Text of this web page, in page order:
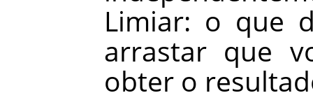
Limiar: o que
arrastar que
obter o